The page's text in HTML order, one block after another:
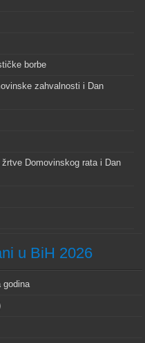
borbe
zahvalnosti i Dan
Domovinskog rata i Dan
u BiH 2026
godina